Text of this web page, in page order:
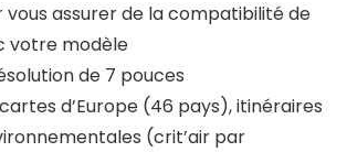
vous assurer de la compatibilité de
votre modèle
de 7 pouces
d’Europe (46 pays), itinéraires
(crit’air par